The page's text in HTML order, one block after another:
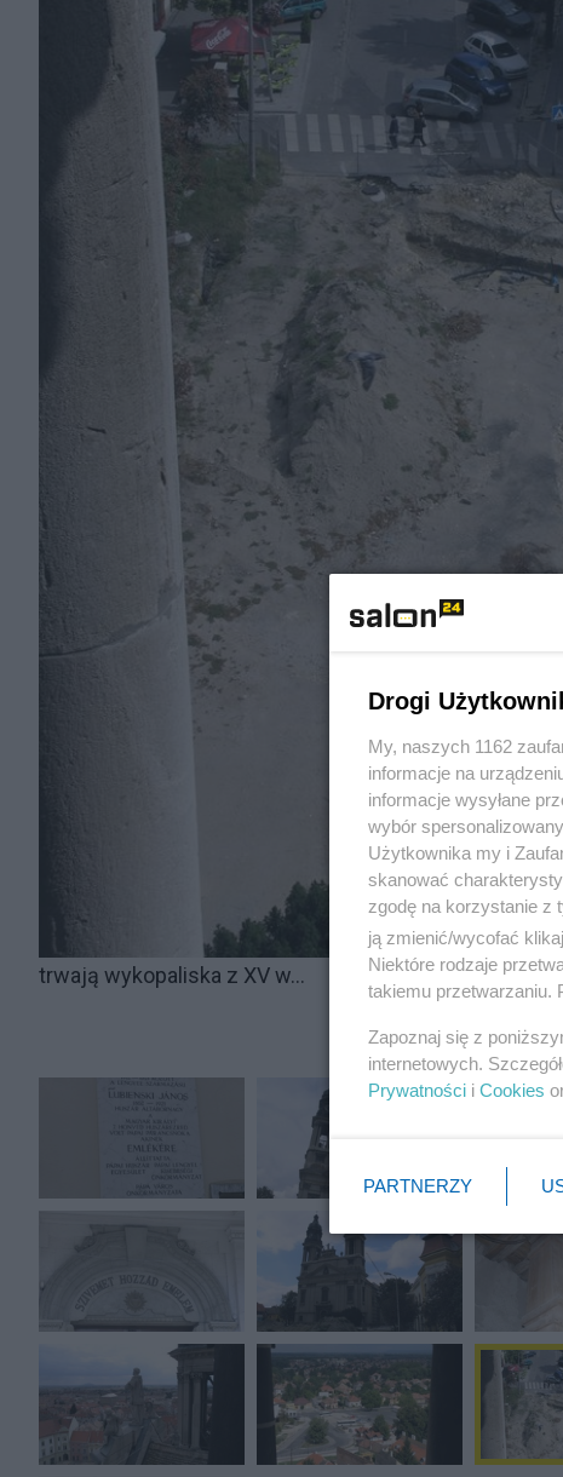
trwają wykopaliska z XV w...
Drogi
My, naszych 1162
informacje na
informacje wysyłane
wybór
Użytkownika my i
skanować
zgodę na korzystanie z
ją zmienić/wycofać
Niektóre rodzaje
takiemu przetwarzaniu.
Zapoznaj się z
internetowych.
Prywatności i Cookies
PARTNERZY